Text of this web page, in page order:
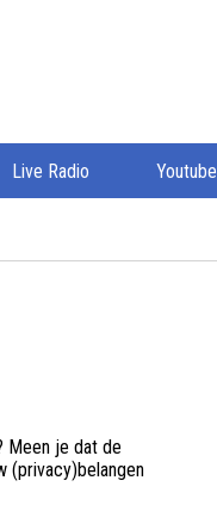
Live Radio Youtube
Meen je dat de
(privacy)belangen